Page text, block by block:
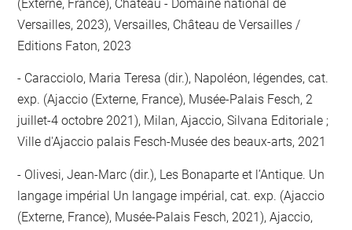
(Externe, France), Château - Domaine national de
Versailles, 2023), Versailles, Château de Versailles /
Editions Faton, 2023
Caracciolo, Maria Teresa (dir.), Napoléon, légendes, cat.
exp. (Ajaccio (Externe, France), Musée-Palais Fesch, 2
juillet-4 octobre 2021), Milan, Ajaccio, Silvana Editoriale ;
Ville d'Ajaccio palais Fesch-Musée des beaux-arts, 2021
Olivesi, Jean-Marc (dir.), Les Bonaparte et l’Antique. Un
langage impérial Un langage impérial, cat. exp. (Ajaccio
(Externe, France), Musée-Palais Fesch, 2021), Ajaccio,